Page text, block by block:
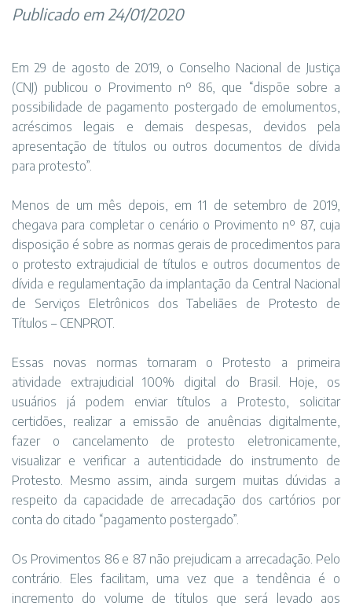
Publicado em 24/01/2020
Em 29 de agosto de 2019, o Conselho Nacional de Justiça
(CNJ) publicou o Provimento nº 86, que “dispõe sobre a
possibilidade de pagamento postergado de emolumentos,
acréscimos legais e demais despesas, devidos pela
apresentação de títulos ou outros documentos de dívida
para protesto”.
Menos de um mês depois, em 11 de setembro de 2019,
chegava para completar o cenário o Provimento nº 87, cuja
disposição é sobre as normas gerais de procedimentos para
o protesto extrajudicial de títulos e outros documentos de
dívida e regulamentação da implantação da Central Nacional
de Serviços Eletrônicos dos Tabeliães de Protesto de
Títulos – CENPROT.
Essas novas normas tornaram o Protesto a primeira
atividade extrajudicial 100% digital do Brasil. Hoje, os
usuários já podem enviar títulos a Protesto, solicitar
certidões, realizar a emissão de anuências digitalmente,
fazer o cancelamento de protesto eletronicamente,
visualizar e verificar a autenticidade do instrumento de
Protesto. Mesmo assim, ainda surgem muitas dúvidas a
respeito da capacidade de arrecadação dos cartórios por
conta do citado “pagamento postergado”.
Os Provimentos 86 e 87 não prejudicam a arrecadação. Pelo
contrário. Eles facilitam, uma vez que a tendência é o
incremento do volume de títulos que será levado aos